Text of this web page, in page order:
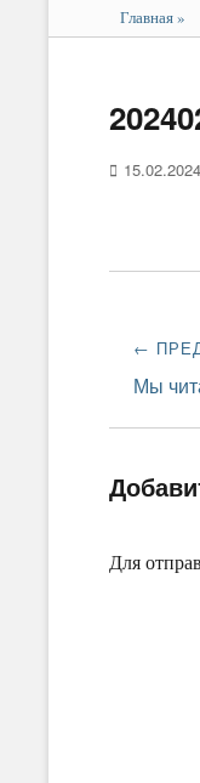
Главная»
15.02.2024
по
←
Мы
Для